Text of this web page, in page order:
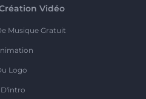
Vidéo
Musique Gratuit
Logo